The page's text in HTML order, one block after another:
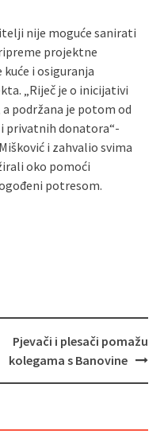
nije moguće sanirati
projektne
i osiguranja
„Riječ je o inicijativi
a podržana je potom od
privatnih donatora“-
i zahvalio svima
oko pomoći
potresom.
Pjevači i plesači pomažu
kolegama s Banovine